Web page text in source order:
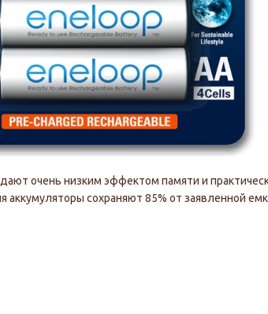
очень низким эффектом памяти и
аккумуляторы сохраняют 85% от заявленной